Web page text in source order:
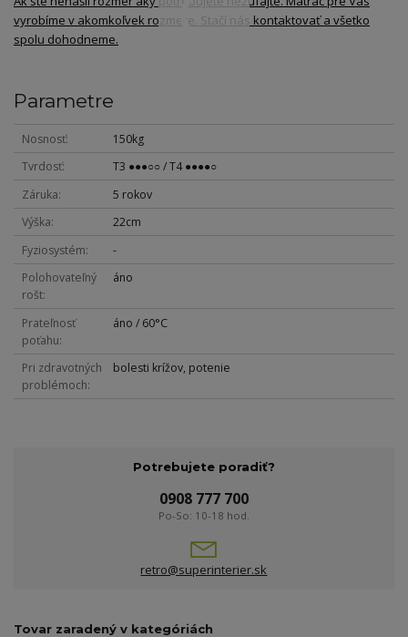
vyrobíme v akomkoľvek rozmere. Stačí nás kontaktovať a všetko
spolu dohodneme.
Parametre
Nosnosť
150kg
Tvrdosť
T3 ●●●○○ / T4 ●●●●○
Záruka
5 rokov
Výška
22cm
Fyziosystém
-
Polohovateľný
rošt
áno
Prateľnosť
poťahu
áno / 60°C
Pri zdravotných
problémoch
bolesti krížov, potenie
Potrebujete poradiť?
0908 777 700
Po-So: 10-18 hod.
retro@superinterier.sk
Tovar zaradený v kategóriách